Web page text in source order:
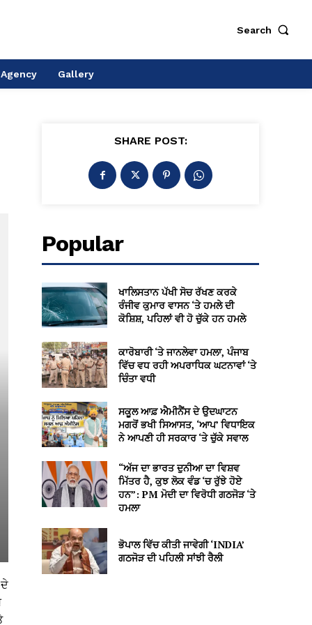
Search
Gallery
SHARE POST:
Popular
ਖਾਲਿਸਤਾਨ ਪੱਖੀ ਸੋਚ ਰੱਖਣ ਕਰਕੇ
ਰੰਜੀਵ ਕੁਮਾਰ ਵਾਸਨ ‘ਤੇ ਹਮਲੇ ਦੀ
ਕੋਸ਼ਿਸ਼, ਪਹਿਲਾਂ ਵੀ ਹੋ ਚੁੱਕੇ ਹਨ ਹਮਲੇ
ਕਾਰੋਬਾਰੀ ‘ਤੇ ਜਾਨਲੇਵਾ ਹਮਲਾ, ਪੰਜਾਬ
ਵਿੱਚ ਵਧ ਰਹੀ ਅਪਰਾਧਿਕ ਘਟਨਾਵਾਂ ‘ਤੇ
ਚਿੰਤਾ ਵਧੀ
ਸਕੂਲ ਆਫ਼ ਐਮੀਨੈਂਸ ਦੇ ਉਦਘਾਟਨ
ਮਗਰੋਂ ਭਖੀ ਸਿਆਸਤ, ‘ਆਪ’ ਵਿਧਾਇਕ
ਨੇ ਆਪਣੀ ਹੀ ਸਰਕਾਰ ‘ਤੇ ਚੁੱਕੇ ਸਵਾਲ
“ਅੱਜ ਦਾ ਭਾਰਤ ਦੁਨੀਆ ਦਾ ਵਿਸ਼ਵ
ਮਿੱਤਰ ਹੈ, ਕੁਝ ਲੋਕ ਵੰਡ ‘ਚ ਰੁੱਝੇ ਹੋਏ
ਹਨ”: PM ਮੋਦੀ ਦਾ ਵਿਰੋਧੀ ਗਠਜੋੜ ‘ਤੇ
ਹਮਲਾ
ਭੋਪਾਲ ਵਿੱਚ ਕੀਤੀ ਜਾਵੇਗੀ ‘INDIA’
ਗਠਜੋੜ ਦੀ ਪਹਿਲੀ ਸਾਂਝੀ ਰੈਲੀ